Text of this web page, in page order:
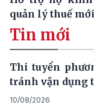
quản lý thuế mới
Tin mới
Thi tuyển
tránh vận dụng
10/08/2026